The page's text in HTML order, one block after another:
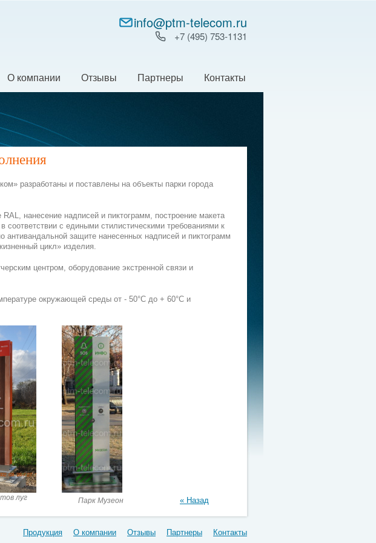
info@ptm-telecom.ru
+7 (495) 753‑1131
О компании Отзывы Партнеры Контакты
разработаны и поставлены на объекты парки города
нанесение надписей и пиктограмм, построение макета
с едиными стилистическими требованиями к
защите нанесенных надписей и пиктограмм
цикл» изделия.
центром, оборудование экстренной связи и
окружающей среды от - 50°С до + 60°С и
луг Парк Музеон « Назад
Продукция О компании Отзывы Партнеры Контакты